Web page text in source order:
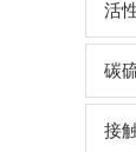
活
碳
接